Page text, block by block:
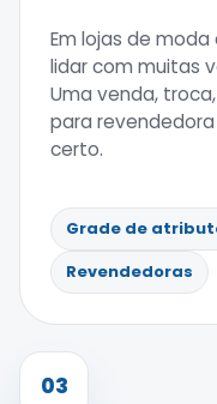
Em lojas de
lidar com muitas
Uma venda,
para
certo.
Grade de
Revendedoras
03